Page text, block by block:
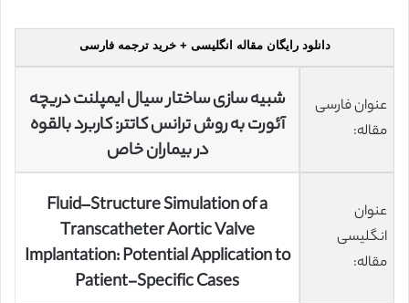
دانلود رایگان مقاله انگلیسی + خرید ترجمه فارسی
عنوان فارسی
مقاله:
شبیه سازی ساختار سیال ایمپلنت دریچه
آئورت به روش ترانس کاتتر: کاربرد بالقوه
در بیماران خاص
عنوان
انگلیسی
مقاله:
Fluid–Structure Simulation of a
Transcatheter Aortic Valve
Implantation: Potential Application to
Patient-Specific Cases